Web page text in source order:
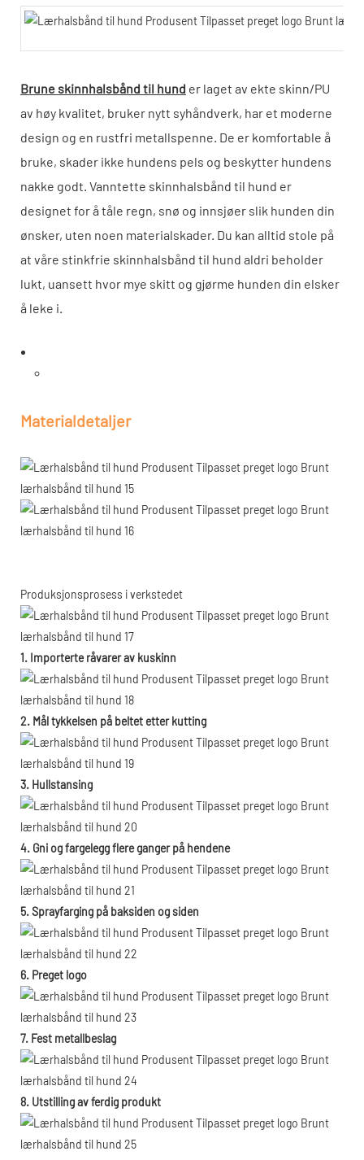
Brune skinnhalsbånd til hund er laget av ekte skinn/PU
av høy kvalitet, bruker nytt syhåndverk, har et moderne
design og en rustfri metallspenne. De er komfortable å
bruke, skader ikke hundens pels og beskytter hundens
nakke godt. Vanntette skinnhalsbånd til hund er
designet for å tåle regn, snø og innsjøer slik hunden din
ønsker, uten noen materialskader. Du kan alltid stole på
at våre stinkfrie skinnhalsbånd til hund aldri beholder
lukt, uansett hvor mye skitt og gjørme hunden din elsker
å leke i.
Materialdetaljer
Produksjonsprosess i verkstedet
1. Importerte råvarer av kuskinn
2. Mål tykkelsen på beltet etter kutting
3. Hullstansing
4. Gni og fargelegg flere ganger på hendene
5. Sprayfarging på baksiden og siden
6. Preget logo
7. Fest metallbeslag
8. Utstilling av ferdig produkt